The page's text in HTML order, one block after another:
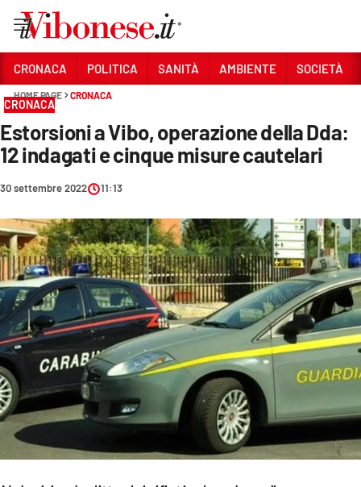
Sezioni
CRONACA
POLITICA
SANITÀ
AMBIENTE
SOCIETÀ
CULTURA
ECONOMIA E LAVORO
EVENTI
SPORT
Streaming
CRONACA POLITICA SANITÀ AMBIENTE SOCIETÀ
HOME PAGE CRONACA
CRONACA
Estorsioni a Vibo, operazione della Dda:
12 indagati e cinque misure cautelari
30 settembre 2022 11:13